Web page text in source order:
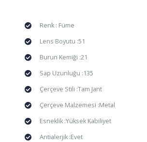
Renk : Füme
Lens Boyutu :51
Burun Kemiği :21
Sap Uzunluğu :135
Çerçeve Stili :Tam Jant
Çerçeve Malzemesi :Metal
Esneklik :Yüksek Kabiliyet
Antialerjik :Evet